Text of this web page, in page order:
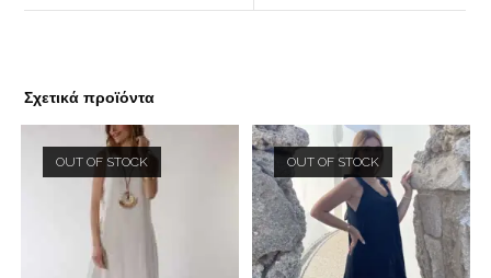
Σχετικά προϊόντα
OUT OF STOCK OUT OF STOCK